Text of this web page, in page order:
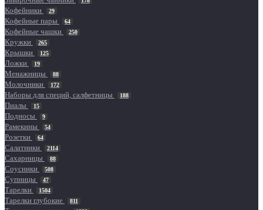
Кофейники 29
Кофейные пары 64
Кофейные чашки 250
Кружки 265
Крышки 125
Ложки 19
Менажницы 88
Молочники 172
Наборы для специй, салфетницы 188
Пиалы 15
Подносы 9
Рамекины 54
Розетки 64
Салатники 2114
Сахарницы 88
Соусники 508
Супницы 47
Тарелки 1504
Тарелки глубокие 811